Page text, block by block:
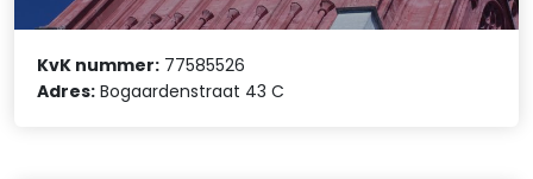
KvK nummer: 77585526
Adres: Bogaardenstraat 43 C